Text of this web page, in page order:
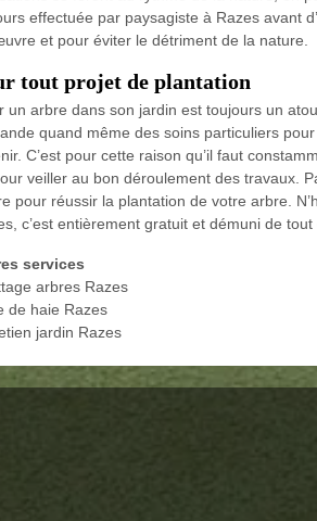
effectuée par paysagiste à Razes avant
et pour éviter le détriment de la nature.
tout projet de plantation
un arbre dans son jardin est toujours un
quand même des soins particuliers
C’est pour cette raison qu’il faut
veiller au bon déroulement des travaux.
pour réussir la plantation de votre arbre.
c’est entièrement gratuit et démuni de
services
arbres Razes
de haie Razes
jardin Razes